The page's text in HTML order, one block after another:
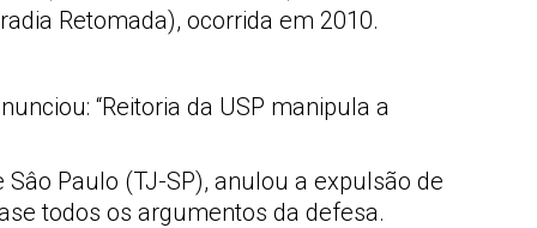
Retomada), ocorrida em 2010.
“Reitoria da USP manipula a
Paulo (TJ-SP), anulou a expulsão de
todos os argumentos da defesa.